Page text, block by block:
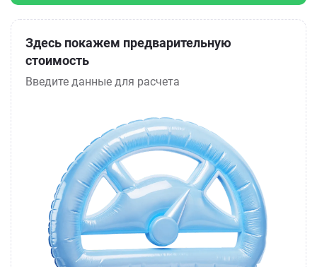
Здесь покажем предварительную
стоимость
Введите данные для расчета